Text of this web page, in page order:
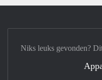
Niks leuks gevonden?